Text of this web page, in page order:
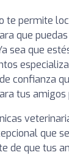
te permite
que
sea que
confianza
tus amigos
que
de que tus